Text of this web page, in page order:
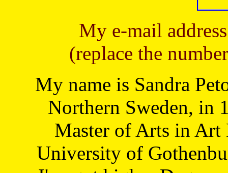
My e-mail
(replace the
My name is Sandra
Northern Sweden, in
Master of Arts in Art
University of